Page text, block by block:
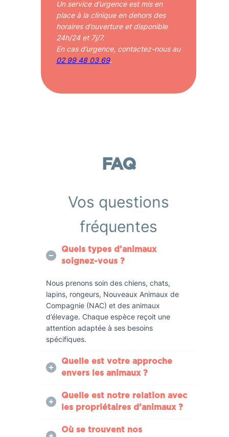
Un service d’urgence est mis en
place à la clinique en dehors des
horaires d’ouverture et disponible
24h/24 et 7j/7.
En cas d’urgence, contactez-nous au
02 99 48 03 69.
FAQ
Vos questions
fréquentes
Quels types d’animaux
soignez-vous ?
Nous prenons soin des chiens, chats,
lapins, rongeurs, Nouveaux Animaux de
Compagnie (NAC) et des animaux
d’élevage. Chaque espèce reçoit une
attention adaptée à ses besoins
spécifiques.
Quelle est votre approche
envers les animaux ?
Quelle est notre relation avec
les propriétaires d’animaux ?
Où se trouvent nos